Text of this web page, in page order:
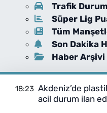
Trafik
Süper Lig
Tüm
Son Dakika
Haber Arşivi
18:23 Akdeniz’de
acil durum ilan